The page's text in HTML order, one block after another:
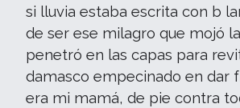
si lluvia estaba escrita con b
de ser ese milagro que mojó
penetró en las capas para
damasco empecinado en dar
era mi mamá, de pie contra